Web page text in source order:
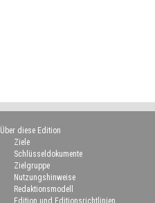
Über diese Edition
Ziele
Schlüsseldokumente
Zielgruppe
Nutzungshinweise
Redaktionsmodell
Edition und Editionsrichtlinien